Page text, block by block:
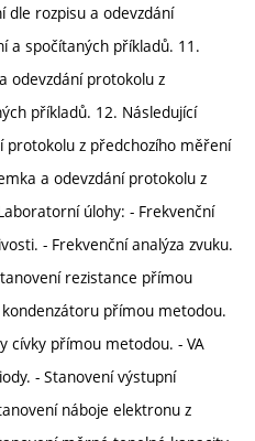
dle rozpisu a odevzdání
a spočítaných příkladů. 11.
odevzdání protokolu z
příkladů. 12. Následující
protokolu z předchozího měření
a odevzdání protokolu z
úlohy: - Frekvenční
- Frekvenční analýza zvuku.
rezistance přímou
přímou metodou.
cívky přímou metodou. - VA
- Stanovení výstupní
náboje elektronu z